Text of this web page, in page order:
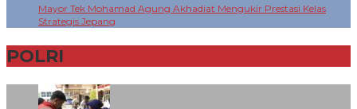
Mayor Tek Mohamad Agung Akhadiat Mengukir Prestasi Kelas
Strategis Jepang
POLRI